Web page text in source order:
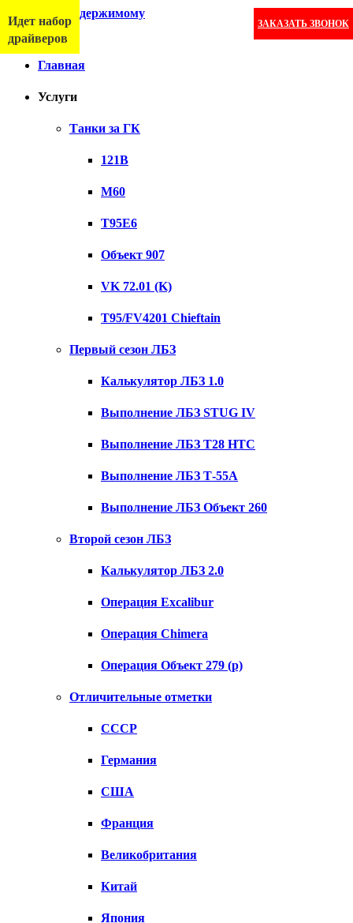
Перейти к содержимому
ЗАКАЗАТЬ ЗВОНОК
Меню
Главная
Услуги
Танки за ГК
121B
M60
T95E6
Объект 907
VK 72.01 (K)
T95/FV4201 Chieftain
Первый сезон ЛБЗ
Калькулятор ЛБЗ 1.0
Выполнение ЛБЗ STUG IV
Выполнение ЛБЗ T28 HTC
Выполнение ЛБЗ Т-55А
Выполнение ЛБЗ Объект 260
Второй сезон ЛБЗ
Калькулятор ЛБЗ 2.0
Операция Excalibur
Операция Chimera
Операция Объект 279 (р)
Отличительные отметки
СССР
Германия
США
Франция
Великобритания
Китай
Япония
Идет набор
драйверов